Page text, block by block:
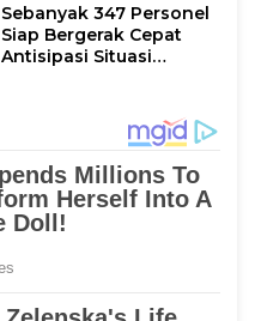
Sebanyak 347 Personel
Siap Bergerak Cepat
Antisipasi Situasi